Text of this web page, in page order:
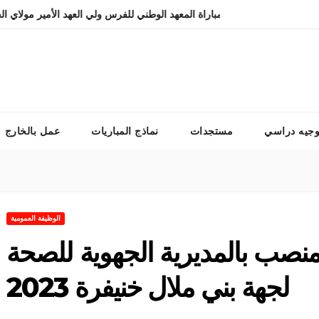
التسجيل في مباراة المعهد الوطني للفرس ولي العهد الأمير مولاي
عمل بالخارج نماذج المباريات مستجدات دراسي
الوظيفة العمومية
توظيف 51 منصب بالمديرية الجهوية للصحة
لجهة بني ملال خنيفرة 2023